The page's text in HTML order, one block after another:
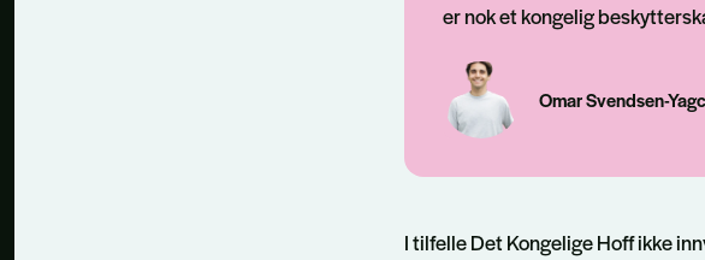
er nok et kongelig
Omar Svendsen-
I tilfelle Det Kongelige Hoff ikke